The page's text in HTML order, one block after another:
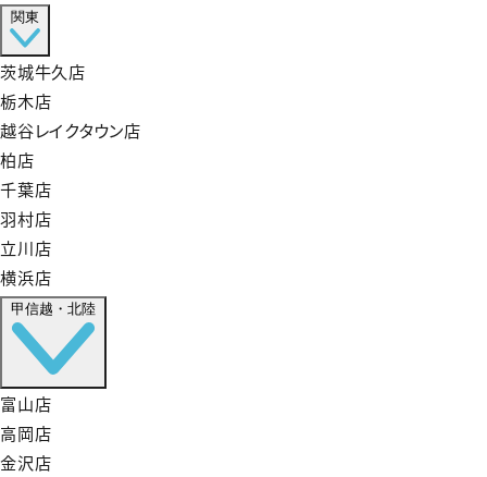
関東
茨城牛久店
栃木店
越谷レイクタウン店
柏店
千葉店
羽村店
立川店
横浜店
甲信越・北陸
富山店
高岡店
金沢店